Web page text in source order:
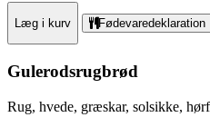
Læg i kurv Fødevaredeklaration
Gulerodsrugbrød
Rug, hvede, græskar, solsikke,